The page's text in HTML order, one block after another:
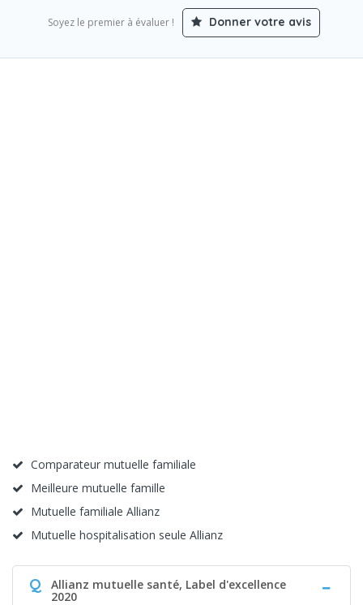
Soyez le premier à évaluer ! Donner votre avis
Comparateur mutuelle familiale
Meilleure mutuelle famille
Mutuelle familiale Allianz
Mutuelle hospitalisation seule Allianz
Q Allianz mutuelle santé, Label d'excellence
2020